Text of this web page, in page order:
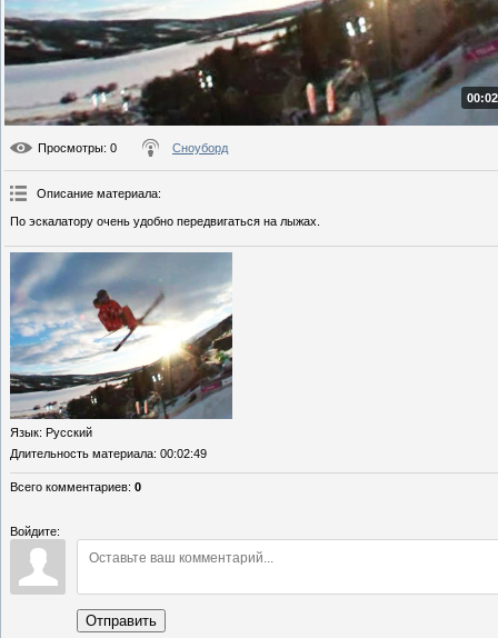
Просмотры: 0 Сноуборд
Описание материала:
По эскалатору очень удобно передвигаться на лыжах.
Язык: Русский
Длительность материала: 00:02:49
Всего комментариев: 0
Войдите:
Отправить